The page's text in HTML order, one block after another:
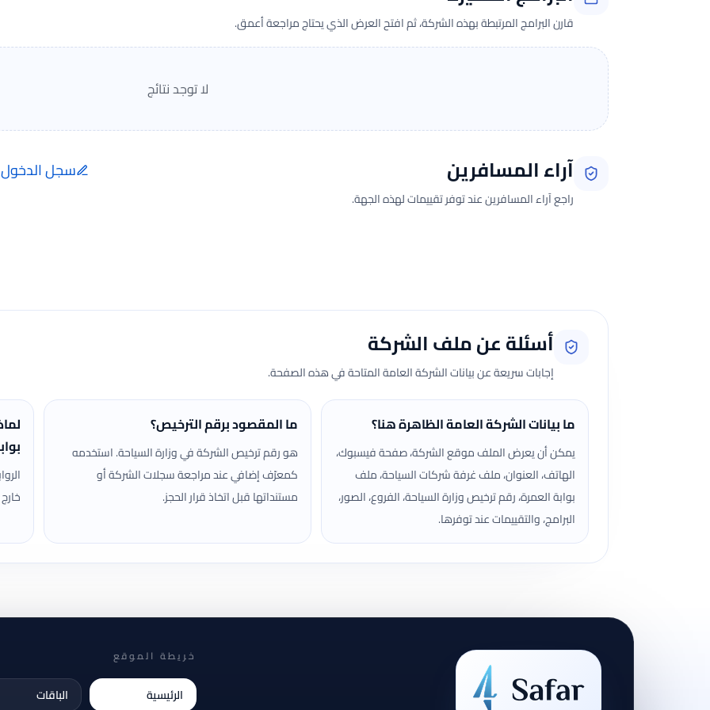
قارن البرامج المرتبطة بهذه الشركة، ثم افتح العرض الذي يحتاج مراجعة أعمق.
لا توجد نتائج
آراء المسافرين
راجع آراء المسافرين عند توفر تقييمات لهذه الجهة.
سجل الدخول
أسئلة عن ملف الشركة
إجابات سريعة عن بيانات الشركة العامة المتاحة في هذه الصفحة.
ما بيانات الشركة العامة الظاهرة هنا؟
يمكن أن يعرض الملف موقع الشركة، صفحة فيسبوك،
الهاتف، العنوان، ملف غرفة شركات السياحة، ملف
بوابة العمرة، رقم ترخيص وزارة السياحة، الفروع، الصور،
البرامج، والتقييمات عند توفرها.
ما المقصود برقم الترخيص؟
هو رقم ترخيص الشركة في وزارة السياحة. استخدمه
كمعرّف إضافي عند مراجعة سجلات الشركة أو
مستنداتها قبل اتخاذ قرار الحجز.
خريطة الموقع
الرئيسية الباقات